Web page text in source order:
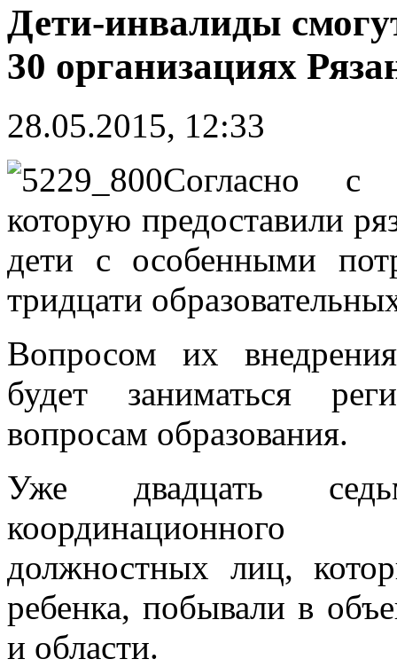
Дети-инвалиды
30 организациях
28.05.2015, 12:33
Согласно с
которую предоставили
дети с особенными
тридцати
Вопросом их
будет заниматься
вопросам образования.
Уже двадцать
координационного
должностных лиц,
ребенка, побывали в
и области.